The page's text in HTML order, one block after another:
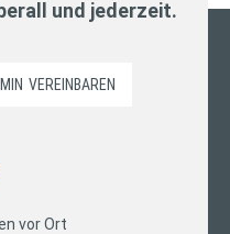
und jederzeit.
VEREINBAREN
vor Ort